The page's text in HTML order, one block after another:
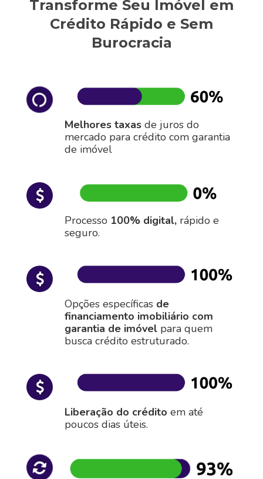
Transforme Seu Imóvel em
Crédito Rápido e Sem
Burocracia
Melhores taxas de juros do
mercado para crédito com garantia
de imóvel
Processo 100% digital, rápido e
seguro.
Opções específicas de
financiamento imobiliário com
garantia de imóvel para quem
busca crédito estruturado.
Liberação do crédito em até
poucos dias úteis.